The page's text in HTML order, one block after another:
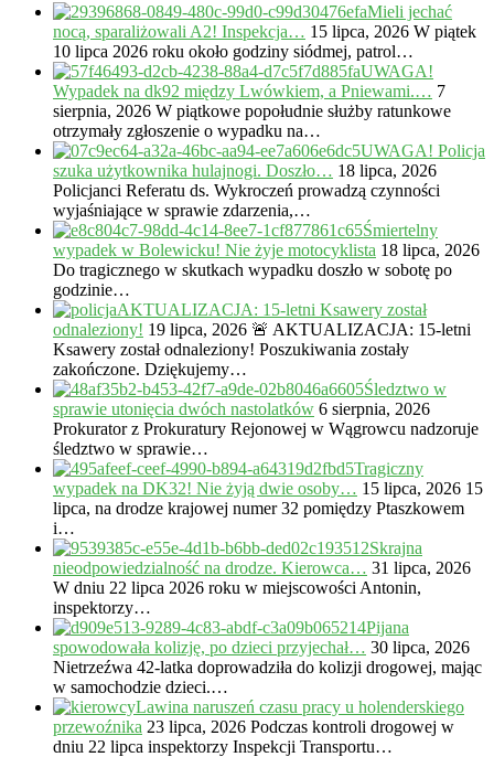
Mieli jechać
nocą, sparaliżowali A2! Inspekcja… 15 lipca, 2026 W piątek
10 lipca 2026 roku około godziny siódmej, patrol…
UWAGA!
Wypadek na dk92 między Lwówkiem, a Pniewami.… 7
sierpnia, 2026 W piątkowe popołudnie służby ratunkowe
otrzymały zgłoszenie o wypadku na…
UWAGA! Policja
szuka użytkownika hulajnogi. Doszło… 18 lipca, 2026
Policjanci Referatu ds. Wykroczeń prowadzą czynności
wyjaśniające w sprawie zdarzenia,…
Śmiertelny
wypadek w Bolewicku! Nie żyje motocyklista 18 lipca, 2026
Do tragicznego w skutkach wypadku doszło w sobotę po
godzinie…
AKTUALIZACJA: 15-letni Ksawery został
odnaleziony! 19 lipca, 2026 🚨 AKTUALIZACJA: 15-letni
Ksawery został odnaleziony! Poszukiwania zostały
zakończone. Dziękujemy…
Śledztwo w
sprawie utonięcia dwóch nastolatków 6 sierpnia, 2026
Prokurator z Prokuratury Rejonowej w Wągrowcu nadzoruje
śledztwo w sprawie…
Tragiczny
wypadek na DK32! Nie żyją dwie osoby… 15 lipca, 2026 15
lipca, na drodze krajowej numer 32 pomiędzy Ptaszkowem
i…
Skrajna
nieodpowiedzialność na drodze. Kierowca… 31 lipca, 2026
W dniu 22 lipca 2026 roku w miejscowości Antonin,
inspektorzy…
Pijana
spowodowała kolizję, po dzieci przyjechał… 30 lipca, 2026
Nietrzeźwa 42-latka doprowadziła do kolizji drogowej, mając
w samochodzie dzieci.…
Lawina naruszeń czasu pracy u holenderskiego
przewoźnika 23 lipca, 2026 Podczas kontroli drogowej w
dniu 22 lipca inspektorzy Inspekcji Transportu…